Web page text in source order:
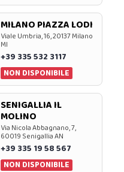
MILANO PIAZZA LODI
Viale Umbria, 16, 20137 Milano
MI
+39 335 532 3117
NON DISPONIBILE
SENIGALLIA IL
MOLINO
Via Nicola Abbagnano, 7,
60019 Senigallia AN
+39 335 19 58 567
NON DISPONIBILE